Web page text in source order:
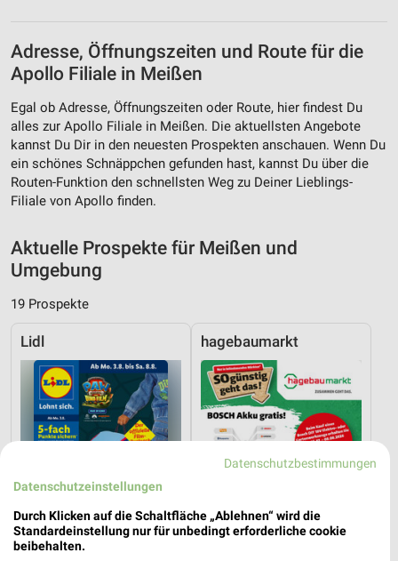
Adresse, Öffnungszeiten und Route für die
Apollo Filiale in Meißen
Egal ob Adresse, Öffnungszeiten oder Route, hier findest Du
alles zur Apollo Filiale in Meißen. Die aktuellsten Angebote
kannst Du Dir in den neuesten Prospekten anschauen. Wenn Du
ein schönes Schnäppchen gefunden hast, kannst Du über die
Routen-Funktion den schnellsten Weg zu Deiner Lieblings-
Filiale von Apollo finden.
Aktuelle Prospekte für Meißen und
Umgebung
19 Prospekte
Lidl hagebaumarkt
Datenschutzbestimmungen
Datenschutzeinstellungen
Durch Klicken auf die Schaltfläche „Ablehnen“ wird die
Standardeinstellung nur für unbedingt erforderliche cookie
beibehalten.